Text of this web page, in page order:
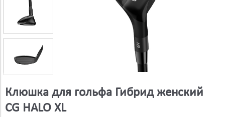
Клюшка для гольфа Гибрид женский
CG HALO XL